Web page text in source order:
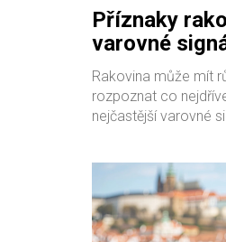
Příznaky
varovné
Rakovina může mít
rozpoznat co
nejčastější varovné